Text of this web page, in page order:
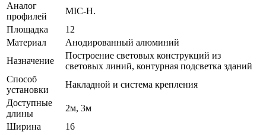
Аналог
профилей
MIC-H.
Площадка
12
Материал
Анодированный алюминий
Назначение
Построение световых конструкций из
световых линий, контурная подсветка зданий
Способ
установки
Накладной и система крепления
Доступные
длины
2м, 3м
Ширина
16